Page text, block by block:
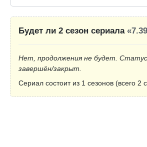
Будет ли 2 сезон сериала
Нет, продолжения не будет.
завершён/закрыт.
Сериал состоит из 1 сезонов (всего 2